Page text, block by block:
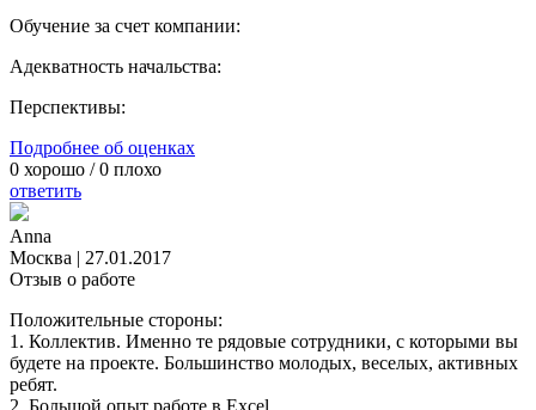
Обучение за счет компании:
Адекватность начальства:
Перспективы:
Подробнее об оценках
0 хорошо /0 плохо
ответить
Anna
Москва | 27.01.2017
Отзыв о работе
Положительные стороны:
1. Коллектив. Именно те рядовые сотрудники, с которыми вы
будете на проекте. Большинство молодых, веселых, активных
ребят.